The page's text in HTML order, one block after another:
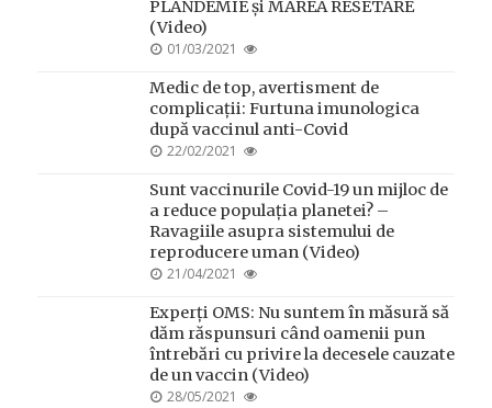
PLANDEMIE și MAREA RESETARE
(Video)
POSTED
01/03/2021
Medic de top, avertisment de
complicații: Furtuna imunologica
după vaccinul anti-Covid
POSTED
22/02/2021
Sunt vaccinurile Covid-19 un mijloc de
a reduce populația planetei? –
Ravagiile asupra sistemului de
reproducere uman (Video)
POSTED
21/04/2021
Experți OMS: Nu suntem în măsură să
dăm răspunsuri când oamenii pun
întrebări cu privire la decesele cauzate
de un vaccin (Video)
POSTED
28/05/2021